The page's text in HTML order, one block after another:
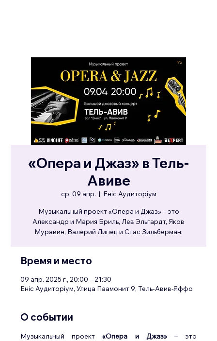
«Опера и Джаз» в Тель-
Авиве
ср, 09 апр.
  |
Еніс Аудиторіум
Музыкальный проект «Опера и Джаз» – это
Александр и Мария Бриль, Лев Эльгардт, Яков
Муравин, Валерий Липец и Стас Зильберман.
Время и место
09 апр. 2025 г., 20:00 – 21:30
Еніс Аудиторіум, Улица Паамонит 9, Тель-Авив-Яффо
О событии
Музыкальный проект «Опера и Джаз» – это